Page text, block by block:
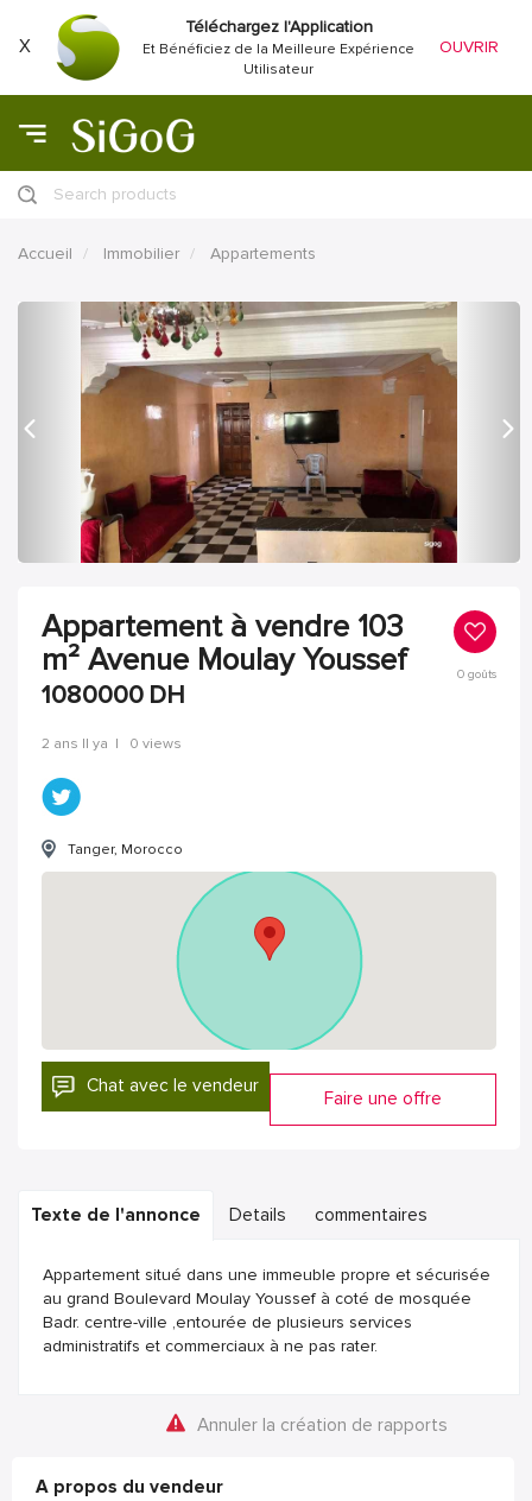
X
Téléchargez l'Application
Et Bénéficiez de la Meilleure Expérience
Utilisateur
OUVRIR
Search products
Accueil Immobilier Appartements
précédent
Appartement à vendre 103
m² Avenue Moulay Youssef
1080000 DH
0goûts
2 ans Il ya | 0 views
Tanger, Morocco
Chat avec le vendeur
Faire une offre
Texte de l'annonce Details commentaires
Appartement situé dans une immeuble propre et sécurisée
au grand Boulevard Moulay Youssef à coté de mosquée
Badr. centre-ville ,entourée de plusieurs services
administratifs et commerciaux à ne pas rater.
Annuler la création de rapports
A propos du vendeur